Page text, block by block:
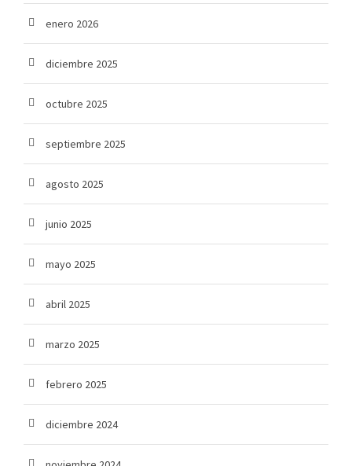
enero 2026
diciembre 2025
octubre 2025
septiembre 2025
agosto 2025
junio 2025
mayo 2025
abril 2025
marzo 2025
febrero 2025
diciembre 2024